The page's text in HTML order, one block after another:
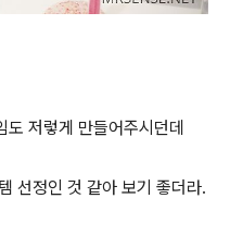
저렇게 만들어주시던데
선정인 것 같아 보기 좋더라.